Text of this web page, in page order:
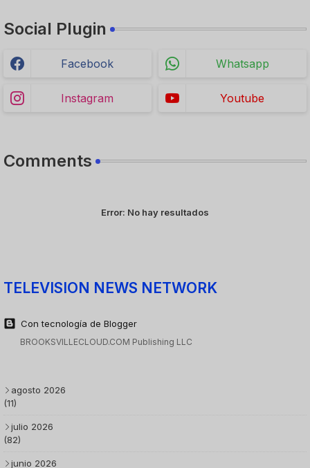
Social Plugin
Facebook Whatsapp
Instagram Youtube
Comments
Error: No hay resultados
TELEVISION NEWS NETWORK
Con tecnología de Blogger
BROOKSVILLECLOUD.COM Publishing LLC
agosto 2026
(11)
julio 2026
(82)
junio 2026